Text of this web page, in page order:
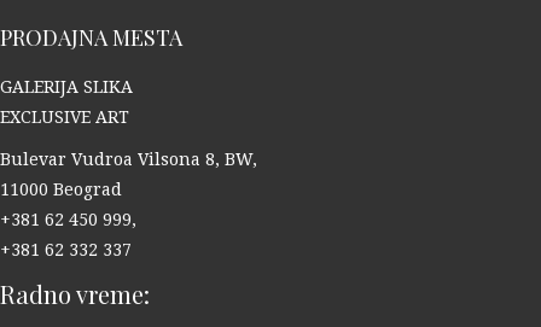
PRODAJNA MESTA
GALERIJA SLIKA
EXCLUSIVE ART
Bulevar Vudroa Vilsona 8, BW,
11000 Beograd
+381 62 450 999,
+381 62 332 337
Radno vreme: